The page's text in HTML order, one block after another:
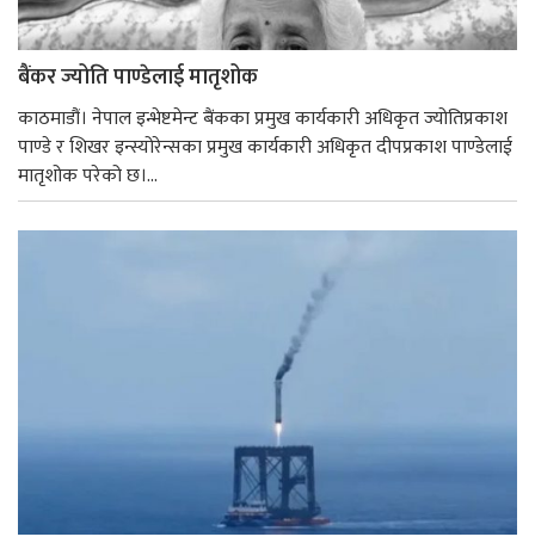
बैंकर ज्योति पाण्डेलाई मातृशोक
काठमाडौं। नेपाल इन्भेष्टमेन्ट बैंकका प्रमुख कार्यकारी अधिकृत ज्योतिप्रकाश
पाण्डे र शिखर इन्स्योरेन्सका प्रमुख कार्यकारी अधिकृत दीपप्रकाश पाण्डेलाई
मातृशोक परेको छ।...